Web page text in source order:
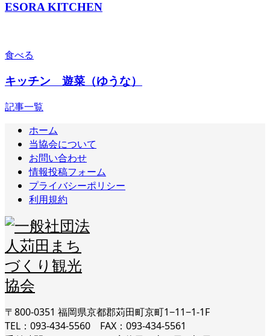
ESORA KITCHEN
食べる
キッチン 遊菜（ゆうな）
記事一覧
ホーム
当協会について
お問い合わせ
情報投稿フォーム
プライバシーポリシー
利用規約
〒800-0351 福岡県京都郡苅田町京町1−11−1-1F
TEL：093-434-5560 FAX：093-434-5561